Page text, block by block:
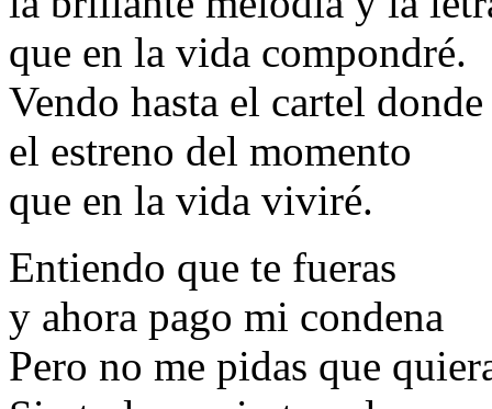
que en la vida compondré.
Vendo hasta el cartel
el estreno del momento
que en la vida viviré.
Entiendo que te fueras
y ahora pago mi condena
Pero no me pidas que